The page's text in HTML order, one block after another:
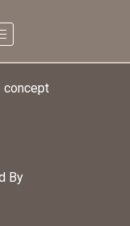
concept
By